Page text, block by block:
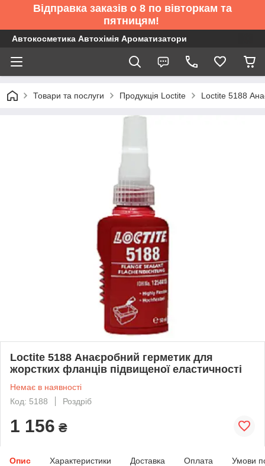
Відправка заказів о 8 по вівторкам та
пятницям!
Автокосметика Автохімія Ароматизатори
Товари та послуги Продукція Loctite Loctite 5188
Loctite 5188 Анаєробний герметик для
жорстких фланців підвищеної еластичності
Немає в наявності
Код: 5188
Роздріб
1 156 ₴
Опис Характеристики Доставка Оплата Умови